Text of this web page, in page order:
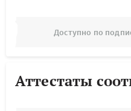
Доступно по
Аттестаты